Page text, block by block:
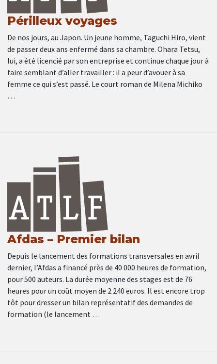
Périlleux voyages
De nos jours, au Japon. Un jeune homme, Taguchi Hiro, vient
de passer deux ans enfermé dans sa chambre. Ohara Tetsu,
lui, a été licencié par son entreprise et continue chaque jour à
faire semblant d’aller travailler : il a peur d’avouer à sa
femme ce qui s’est passé. Le court roman de Milena Michiko
…
Afdas – Premier bilan
Depuis le lancement des formations transversales en avril
dernier, l’Afdas a financé près de 40 000 heures de formation,
pour 500 auteurs. La durée moyenne des stages est de 76
heures pour un coût moyen de 2 240 euros. Il est encore trop
tôt pour dresser un bilan représentatif des demandes de
formation (le lancement …